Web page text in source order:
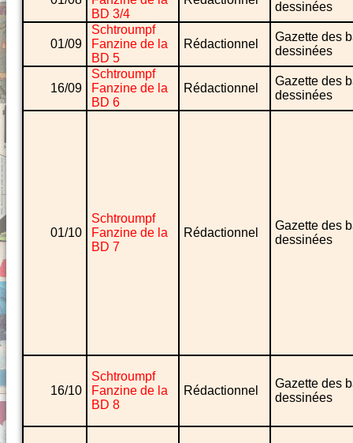
BD 3/4
dessinées
01/09
Schtroumpf
Fanzine de la
BD 5
Rédactionnel
Gazette des
dessinées
16/09
Schtroumpf
Fanzine de la
BD 6
Rédactionnel
Gazette des
dessinées
01/10
Schtroumpf
Fanzine de la
BD 7
Rédactionnel
Gazette des
dessinées
16/10
Schtroumpf
Fanzine de la
BD 8
Rédactionnel
Gazette des
dessinées